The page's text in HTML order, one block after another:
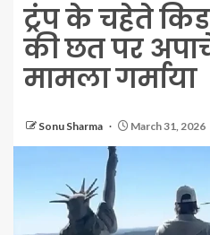
ट्रंप के चहेते
की छत पर
मामला गर्माया
Sonu Sharma March 31, 2026